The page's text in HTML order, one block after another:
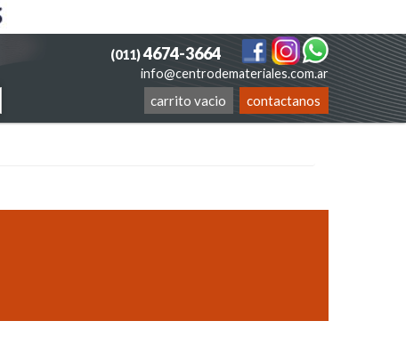
info@centrodemateriales.com.ar
(011)4674-3664
contactanos
carrito vacio